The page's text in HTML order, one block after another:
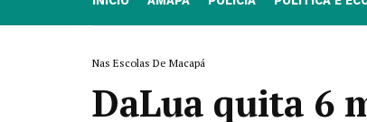
Nas Escolas De Macapá
DaLua quita 6